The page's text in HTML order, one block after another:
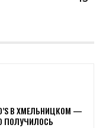
В ХМЕЛЬНИЦКОМ —
ПОЛУЧИЛОСЬ